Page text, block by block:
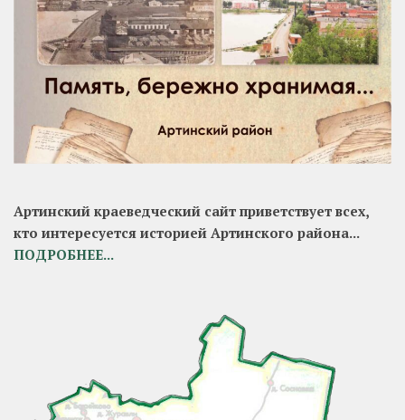
Артинский краеведческий сайт приветствует всех,
кто интересуется историей Артинского района...
ПОДРОБНЕЕ...